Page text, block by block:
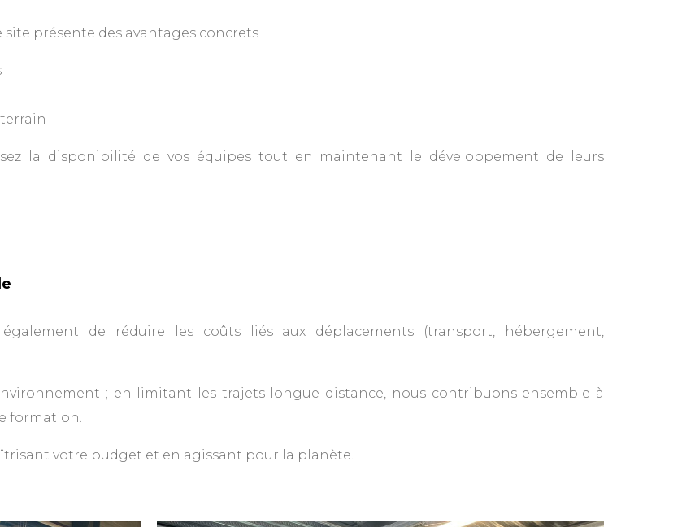
présente des avantages concrets
la disponibilité de vos équipes tout en maintenant le développement de leurs
de réduire les coûts liés aux déplacements (transport, hébergement,
; en limitant les trajets longue distance, nous contribuons ensemble à
formation.
votre budget et en agissant pour la planète.